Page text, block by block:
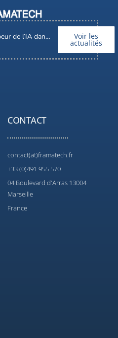
dans nos métiers ? Voir les
actualités
CONTACT
contact(at)framatech.fr
+33 (0)491 955 570
04 Boulevard d'Arras 13004
Marseille
France